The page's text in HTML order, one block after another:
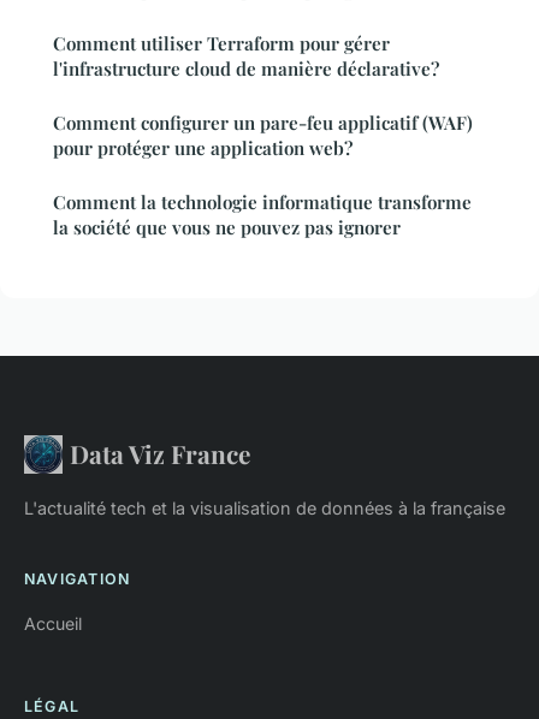
Comment utiliser Terraform pour gérer
l'infrastructure cloud de manière déclarative?
Comment configurer un pare-feu applicatif (WAF)
pour protéger une application web?
Comment la technologie informatique transforme
la société que vous ne pouvez pas ignorer
Data Viz France
L'actualité tech et la visualisation de données à la française
NAVIGATION
Accueil
LÉGAL